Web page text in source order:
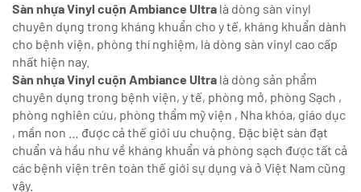
Sàn nhựa Vinyl cuộn Ambiance Ultra là dòng sàn vinyl
chuyên dụng trong kháng khuẩn cho y tế, kháng khuẩn dành
cho bệnh viện, phòng thí nghiệm, là dòng sàn vinyl cao cấp
nhất hiện nay.
Sàn nhựa Vinyl cuộn Ambiance Ultra là dòng sản phẩm
chuyên dụng trong bệnh viện, y tế, phòng mở, phòng Sạch ,
phòng nghiên cứu, phòng thẩm mỹ viện , Nha khóa, giáo dục
, mần non … được cả thế giới ưu chuộng. Đặc biệt sàn đạt
chuẩn và hầu như về kháng khuẩn và phòng sạch được tất cả
các bệnh viện trên toàn thế giới sự dụng và ở Việt Nam cũng
vậy.